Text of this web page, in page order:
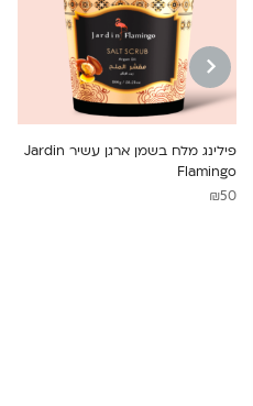
PREVIOUS
פילינג מלח בשמן ארגן עשיר Jardin
Flamingo
₪50